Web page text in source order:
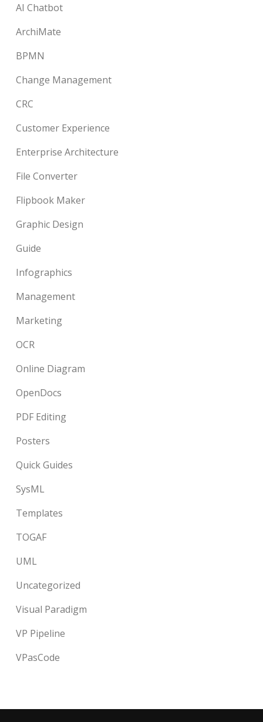
AI Chatbot
ArchiMate
BPMN
Change Management
CRC
Customer Experience
Enterprise Architecture
File Converter
Flipbook Maker
Graphic Design
Guide
Infographics
Management
Marketing
OCR
Online Diagram
OpenDocs
PDF Editing
Posters
Quick Guides
SysML
Templates
TOGAF
UML
Uncategorized
Visual Paradigm
VP Pipeline
VPasCode